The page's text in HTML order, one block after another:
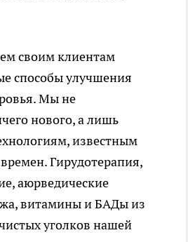
своим клиентам
способы улучшения
Мы не
нового, а лишь
известным
Гирудотерапия,
аюрведические
витамины и БАДы из
уголков нашей